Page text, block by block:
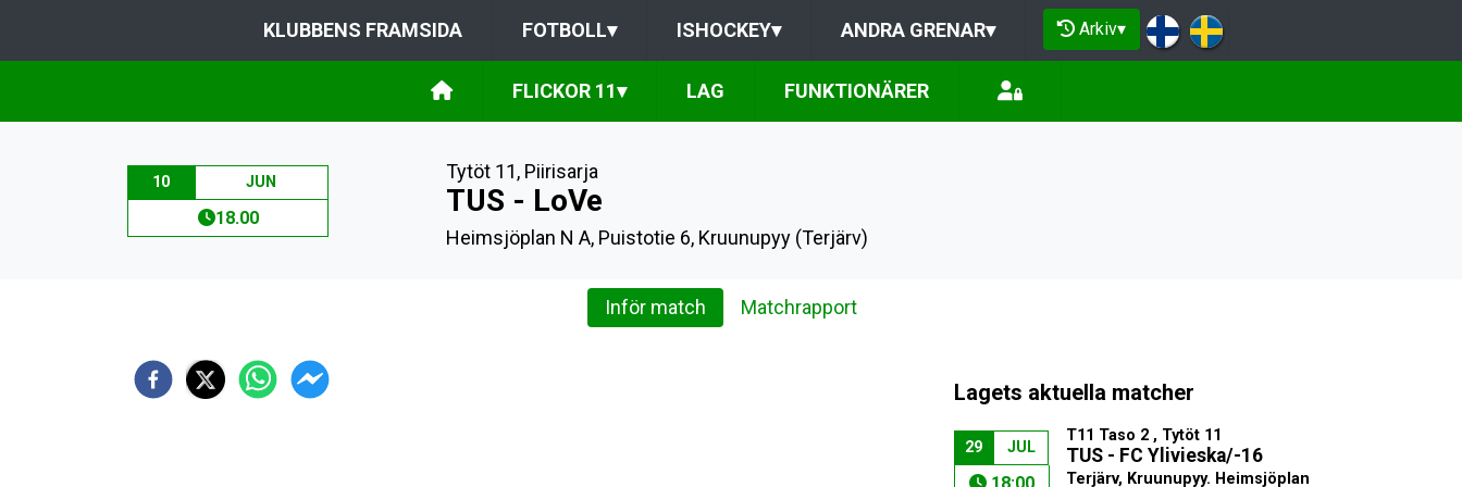
KLUBBENS FRAMSIDA FOTBOLL▾ ISHOCKEY▾ ANDRA GRENAR▾ Arkiv▾
FLICKOR 11▾ LAG FUNKTIONÄRER
10 JUN
18.00
Tytöt 11, Piirisarja
TUS - LoVe
Heimsjöplan N A, Puistotie 6, Kruunupyy (Terjärv)
Inför match Matchrapport
Lagets aktuella matcher
29 JUL
T11 Taso 2 , Tytöt 11
TUS - FC Ylivieska/-16
Terjärv, Kruunupyy. Heimsjöplan